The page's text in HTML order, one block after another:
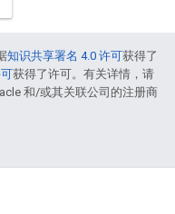
知识共享署名 4.0 许可获得了
获得了许可。有关详情，请
和/或其关联公司的注册商